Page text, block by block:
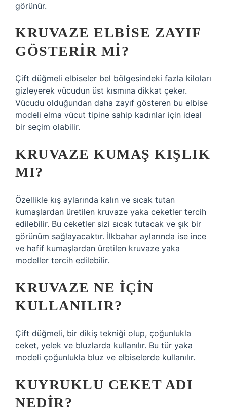
görünür.
KRUVAZE ELBISE ZAYIF
GÖSTERIR MI?
Çift düğmeli elbiseler bel bölgesindeki fazla kiloları
gizleyerek vücudun üst kısmına dikkat çeker.
Vücudu olduğundan daha zayıf gösteren bu elbise
modeli elma vücut tipine sahip kadınlar için ideal
bir seçim olabilir.
KRUVAZE KUMAŞ KIŞLIK
MI?
Özellikle kış aylarında kalın ve sıcak tutan
kumaşlardan üretilen kruvaze yaka ceketler tercih
edilebilir. Bu ceketler sizi sıcak tutacak ve şık bir
görünüm sağlayacaktır. İlkbahar aylarında ise ince
ve hafif kumaşlardan üretilen kruvaze yaka
modeller tercih edilebilir.
KRUVAZE NE IÇIN
KULLANILIR?
Çift düğmeli, bir dikiş tekniği olup, çoğunlukla
ceket, yelek ve bluzlarda kullanılır. Bu tür yaka
modeli çoğunlukla bluz ve elbiselerde kullanılır.
KUYRUKLU CEKET ADI
NEDIR?